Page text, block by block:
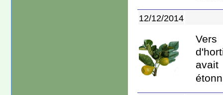
12/12/2014